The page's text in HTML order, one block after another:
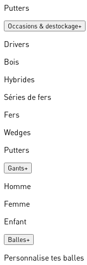
Putters
Occasions & destockage+
Drivers
Bois
Hybrides
Séries de fers
Fers
Wedges
Putters
Gants+
Homme
Femme
Enfant
Balles+
Personnalise tes balles